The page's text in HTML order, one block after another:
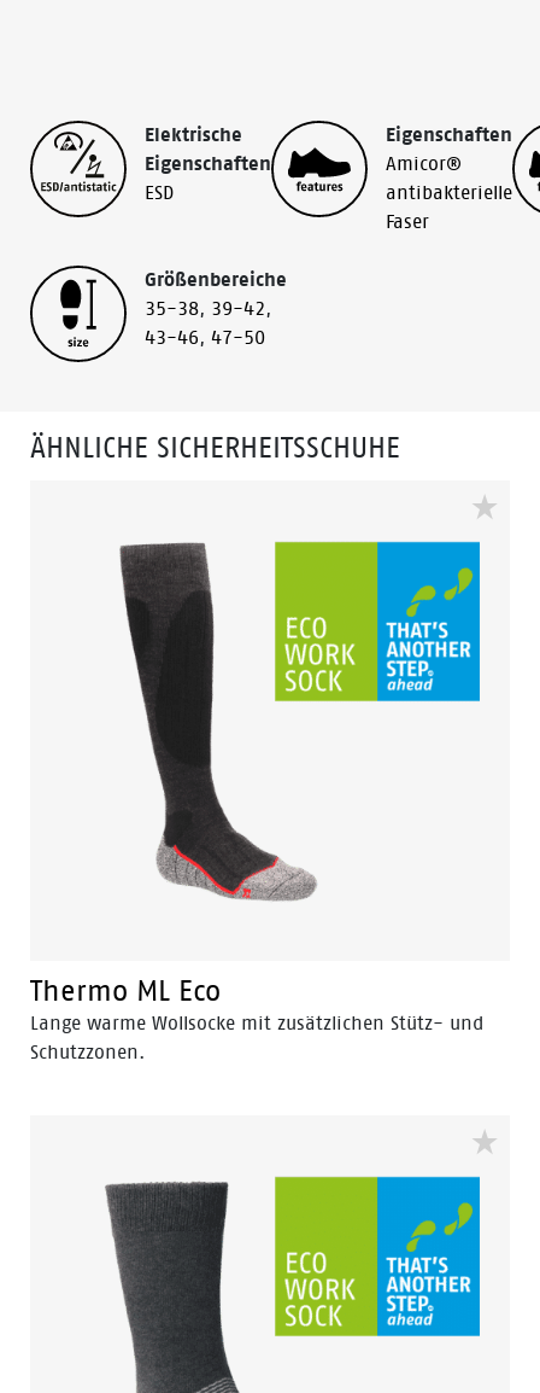
Elektrische
Eigenschaften
ESD
Eigenschaften
Amicor®
antibakterielle
Faser
Größenbereiche
35-38, 39-42,
43-46, 47-50
ÄHNLICHE SICHERHEITSSCHUHE
Thermo ML Eco
Lange warme Wollsocke mit zusätzlichen Stütz- und
Schutzzonen.